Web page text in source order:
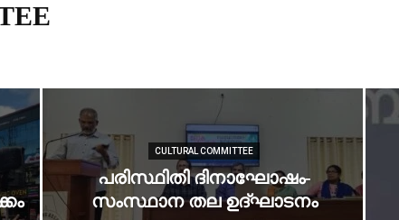
CULTURAL COMMITTEE
പരിസ്ഥിതി ദിനാഘോഷം-
സംസ്ഥാന തല ഉദ്ഘാടനം